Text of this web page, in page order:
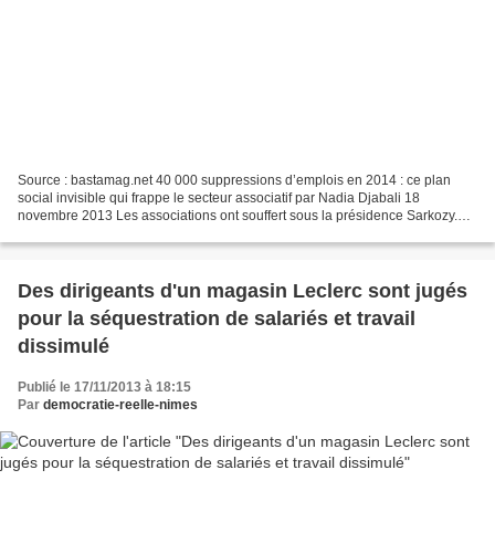
Source : bastamag.net 40 000 suppressions d’emplois en 2014 : ce plan
social invisible qui frappe le secteur associatif par Nadia Djabali 18
novembre 2013 Les associations ont souffert sous la présidence Sarkozy.
Des dirigeants d'un magasin Leclerc sont jugés
pour la séquestration de salariés et travail
dissimulé
Publié le 17/11/2013 à 18:15
Par democratie-reelle-nimes